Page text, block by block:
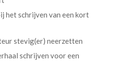
het schrijven van een kort
stevig(er) neerzetten
schrijven voor een